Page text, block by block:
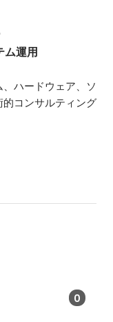
ム運用
ハードウェア、ソ
コンサルティング
0